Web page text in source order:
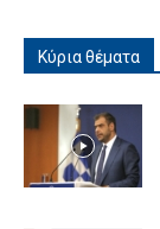
Κύρια θέματα